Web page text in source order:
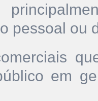
pessoal ou
em